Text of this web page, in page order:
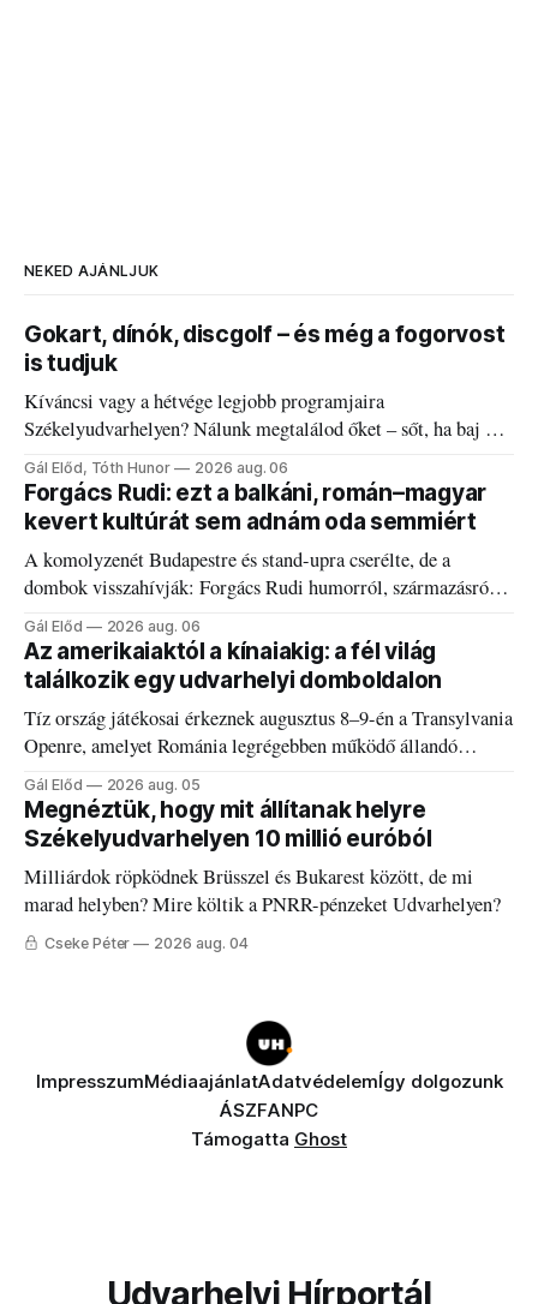
NEKED AJÁNLJUK
Gokart, dínók, discgolf – és még a fogorvost
is tudjuk
Kíváncsi vagy a hétvége legjobb programjaira
Székelyudvarhelyen? Nálunk megtalálod őket – sőt, ha baj van
a fogaddal, a fogorvosi ügyeletet is!
Gál Előd, Tóth Hunor 2026 aug. 06
Forgács Rudi: ezt a balkáni, román–magyar
kevert kultúrát sem adnám oda semmiért
A komolyzenét Budapestre és stand-upra cserélte, de a
dombok visszahívják: Forgács Rudi humorról, származásról
és határokról.
Gál Előd 2026 aug. 06
Az amerikaiaktól a kínaiakig: a fél világ
találkozik egy udvarhelyi domboldalon
Tíz ország játékosai érkeznek augusztus 8–9-én a Transylvania
Openre, amelyet Románia legrégebben működő állandó
discgolfpályáján rendeznek meg.
Gál Előd 2026 aug. 05
Megnéztük, hogy mit állítanak helyre
Székelyudvarhelyen 10 millió euróból
Milliárdok röpködnek Brüsszel és Bukarest között, de mi
marad helyben? Mire költik a PNRR-pénzeket Udvarhelyen?
Cseke Péter 2026 aug. 04
ImpresszumMédiaajánlatAdatvédelemÍgy dolgozunk
ÁSZFANPC
Támogatta Ghost
Udvarhelyi Hírportál